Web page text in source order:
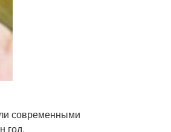
современными
год.